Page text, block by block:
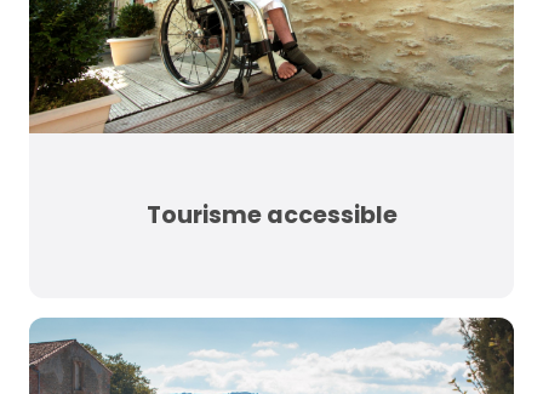
Tourisme accessible